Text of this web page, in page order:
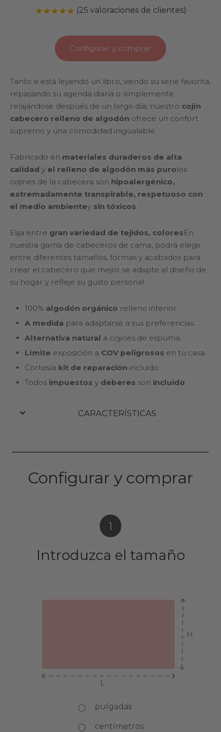
Valorado conde 5 en base a25
(25 valoraciones de clientes)
Configurar y comprar
Tanto si está leyendo un libro, viendo su serie favorita,
repasando su agenda diaria o simplemente
relajándose después de un largo día, nuestro cojín
cabecero relleno de algodón ofrece un confort
supremo y una comodidad inigualable.
Fabricado en materiales duraderos de alta
calidad y el relleno de algodón más purolos
cojines de la cabecera son hipoalergénico,
extremadamente transpirable, respetuoso con
el medio ambientey sin tóxicos.
Elija entre gran variedad de tejidos, coloresEn
nuestra gama de cabeceros de cama, podrá elegir
entre diferentes tamaños, formas y acabados para
crear el cabecero que mejor se adapte al diseño de
su hogar y refleje su gusto personal.
100% algodón orgánico relleno interior.
A medida para adaptarse a sus preferencias.
Alternativa natural a cojines de espuma.
Límite exposición a COV peligrosos en tu casa.
Cortesía kit de reparación incluido.
Todos impuestos y deberes son incluido.
CARACTERÍSTICAS
Configurar y comprar
1
Introduzca el tamaño
pulgadas
centímetros